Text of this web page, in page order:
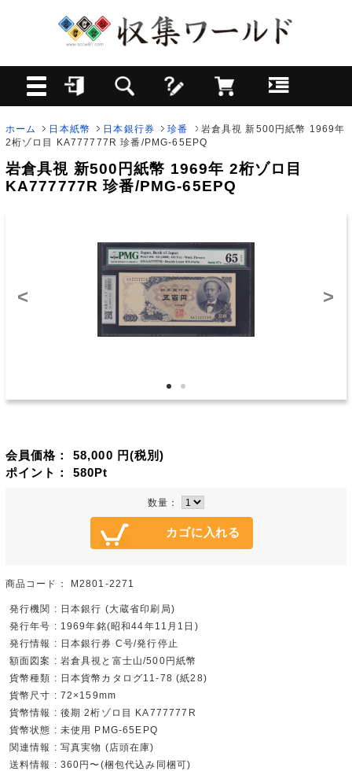
ホーム 日本紙幣 日本銀行券 珍番
岩倉具視 新500円紙幣 1969年
2桁ゾロ目 KA777777R 珍番/PMG-65EPQ
岩倉具視 新500円紙幣 1969年 2桁ゾロ目
KA777777R 珍番/PMG-65EPQ
< >
会員価格： 58,000 円(税別)
ポイント： 580Pt
数量：
商品コード： M2801-2271
発行機関 : 日本銀行 (大蔵省印刷局)
発行年号 : 1969年銘(昭和44年11月1日)
発行情報 : 日本銀行券 C号/発行停止
額面図案 : 岩倉具視と富士山/500円紙幣
貨幣種類 : 日本貨幣カタログ11-78 (紙28)
貨幣尺寸 : 72×159mm
貨幣情報 : 後期 2桁ゾロ目 KA777777R
貨幣状態 : 未使用 PMG-65EPQ
関連情報 : 写真実物 (店頭在庫)
送料情報 : 360円〜(梱包代込み同梱可)